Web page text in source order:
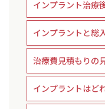
インプラント治療
インプラントと総
治療費見積もりの
インプラントはど